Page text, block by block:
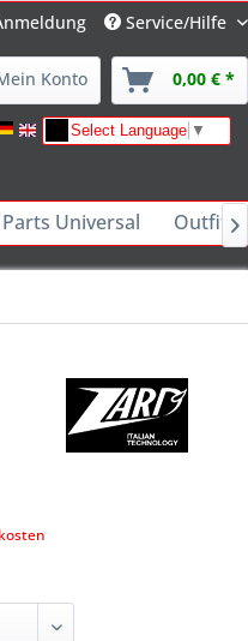
Service/Hilfe
Konto 0,00 € *
Select Language ▼
Universal Outfits